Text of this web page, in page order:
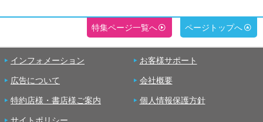
特集ページ一覧へ ページトップへ
インフォメーション お客様サポート
広告について 会社概要
特約店様・書店様ご案内 個人情報保護方針